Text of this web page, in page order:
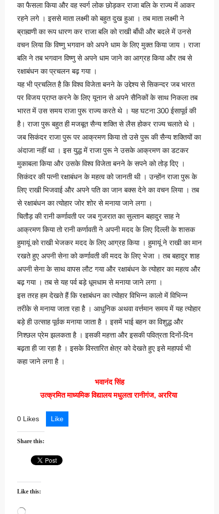
का फैसला किया और वह स्वर्ग लोक छोड़कर राजा बलि के राज्य में आकर
रहने लगे । इससे माता लक्ष्मी को बहुत दुख हुआ । तब माता लक्ष्मी ने
ब्राह्मणी का रूप धारण कर राजा बलि को राखी बाँधी और बदले में उनसे
वचन लिया कि विष्णु भगवान को अपने धाम के लिए मुक्त किया जाय । राजा
बलि ने तब भगवान विष्णु से अपने धाम जाने का आग्रह किया और तब से
रक्षाबंधन का प्रचलन बढ़ गया ।
यह भी प्रचलित है कि विश्व विजेता बनने के उद्देश्य से सिकन्दर जब भारत
पर विजय प्राप्त करने के लिए यूनान से अपने सैनिकों के साथ निकला तब
भारत में उस समय राजा पुरू राज्य करते थे । यह घटना 300 ईसापूर्व की
है। राजा पुरू बहुत ही मजबूत सैन्य शक्ति से लैस होकर राज्य चलाते थे ।
जब सिकंदर राजा पुरू पर आक्रमण किया तो उसे पुरू की सैन्य शक्तियों का
अंदाजा नहीं था । इस युद्ध में राजा पुरू ने उसके आक्रमण का डटकर
मुकाबला किया और उसके विश्व विजेता बनने के सपने को तोड़ दिए ।
सिकंदर की पत्नी रक्षाबंधन के महत्व को जानती थी । उन्होंन राजा पुरू के
लिए राखी भिजवाई और अपने पति का जान बक्स देने का वचन लिया । तब
से रक्षाबंधन का त्योहार जोर शोर से मनाया जाने लगा ।
चितौड़ की रानी कर्णावती पर जब गुजरात का सुल्तान बहादुर साह ने
आक्रमण किया तो रानी कर्णावती ने अपनी मदद के लिए दिल्ली के शासक
हुमायूं को राखी भेजकर मदद के लिए आग्रह किया । हुमायूं ने राखी का मान
रखते हुए अपनी सेना को कर्णावती की मदद के लिए भेजा । तब बहादुर शाह
अपनी सेना के साथ वापस लौट गया और रक्षाबंधन के त्योहार का महत्व और
बढ़ गया । तब से यह पर्व बड़े धूमधाम से मनाया जाने लगा ।
इस तरह हम देखते हैं कि रक्षाबंधन का त्योहार विभिन्न कालो में विभिन्न
तरीके से मनाया जाता रहा है । आधुनिक अथवा वर्त्तमान समय में यह त्योहार
बड़े ही उत्साह पूर्वक मनाया जाता है । इसमें भाई बहन का विशुद्ध और
निश्छल प्रेम झलकता है । इसकी महत्ता और इसकी पवित्रता दिनों-दिन
बढ़ता ही जा रहा है । इसके विस्तारित क्षेत्र को देखते हुए इसे महापर्व भी
कहा जाने लगा है ।
भवानंद सिंह
उत्क्रमित माध्यमिक विद्यालय मधुलता रानीगंज, अररिया
0 Likes Like
Share this:
Like this:
Loading…